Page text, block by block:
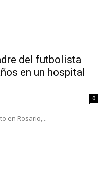
del futbolista
en un hospital
0
en Rosario,...